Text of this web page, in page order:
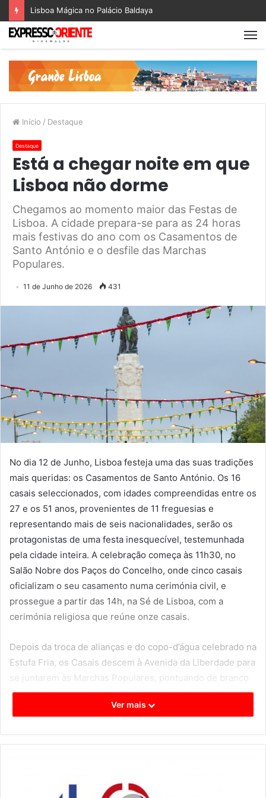
Lisboa Mágica no Palácio Baldaya
Início / Destaque
Destaque
Está a chegar noite em que
Lisboa não dorme
Chegamos ao momento maior das Festas de
Lisboa. A cidade prepara-se para as 24 horas
mais festivas do ano com os Casamentos de
Santo António e o desfile das Marchas
Populares.
11 de Junho de 2026 431
No dia 12 de Junho, Lisboa festeja uma das suas tradições
mais queridas: os Casamentos de Santo António. Os 16
casais seleccionados, com idades compreendidas entre os
27 e os 51 anos, provenientes de 11 freguesias e
representando mais de seis nacionalidades, serão os
protagonistas de uma festa inesquecível, testemunhada
pela cidade inteira. A celebração começa às 11h30, no
Salão Nobre dos Paços do Concelho, onde cinco casais
oficializam o seu casamento numa cerimónia civil, e
prossegue a partir das 14h, na Sé de Lisboa, com a
cerimónia religiosa que reúne onze casais.
Depois da troca de alianças e do copo-d’água celebrado na
Estufa Fria, os Casais descem à Avenida da Liberdade para
se juntarem às Marchas Populares, pontuando de branco
nupcial o imenso colorido trazido pelos bairros lisboetas.
Ver mais